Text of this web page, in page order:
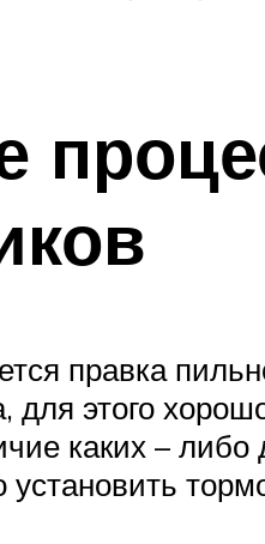
правка
для этого
каких –